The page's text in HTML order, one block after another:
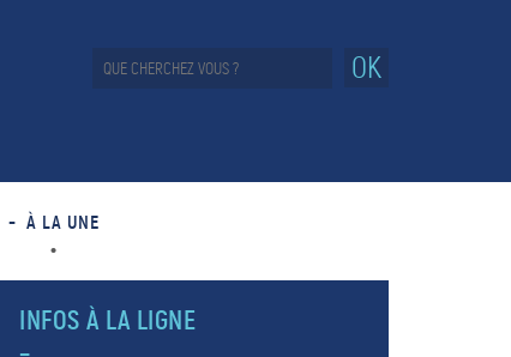
OK
À LA UNE
INFOS À LA LIGNE